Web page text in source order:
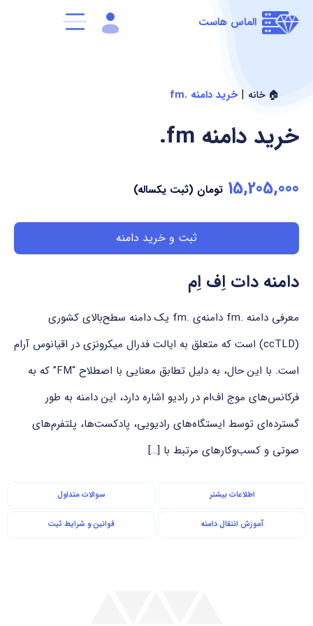
الماس هاست
🏠 خانه |خرید دامنه .fm
.fm خرید دامنه
15,205,000 تومان (ثبت یکساله)
ثبت و خرید دامنه
دامنه دات اِف اِم
معرفی دامنه .fm دامنه‌ی .fm یک دامنه سطح‌بالای کشوری
(ccTLD) است که متعلق به ایالت فدرال میکرونزی در اقیانوس آرام
است. با این حال، به دلیل تطابق معنایی با اصطلاح “FM” که به
فرکانس‌های موج اف‌ام در رادیو اشاره دارد، این دامنه به طور
گسترده‌ای توسط ایستگاه‌های رادیویی، پادکست‌ها، پلتفرم‌های
صوتی و کسب‌وکارهای مرتبط با […]
اطلاعات بیشتر سوالات متداول
آموزش انتقال دامنه قوانین و شرایط ثبت